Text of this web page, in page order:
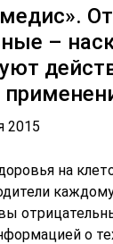
–
2015
на
о